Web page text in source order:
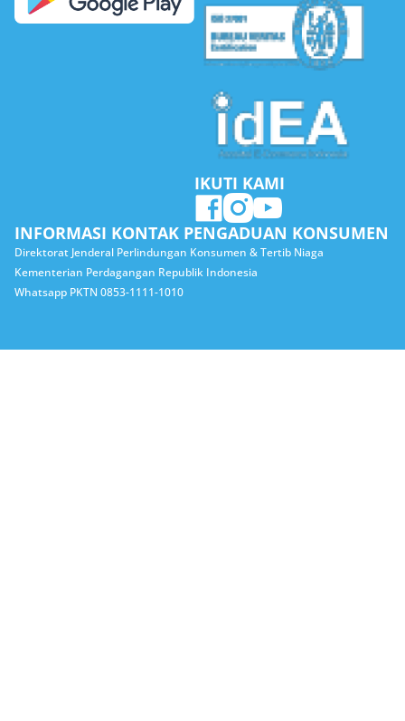
IKUTI KAMI
INFORMASI KONTAK PENGADUAN KONSUMEN
Direktorat Jenderal Perlindungan Konsumen & Tertib Niaga
Kementerian Perdagangan Republik Indonesia
Whatsapp PKTN 0853-1111-1010